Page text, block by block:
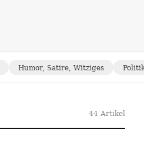
Humor, Satire, Witziges
44 Artikel